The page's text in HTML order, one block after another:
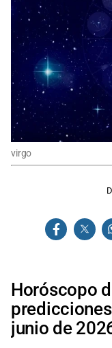
virgo
Horóscopo
junio de